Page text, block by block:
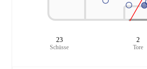
23
Schüsse
2
Tore